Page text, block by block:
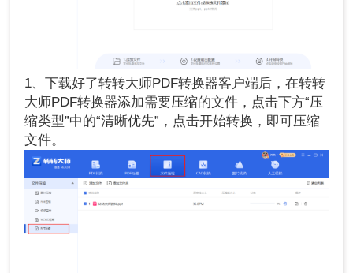
1、下载好了转转大师PDF转换器客户端后，在转转
大师PDF转换器添加需要压缩的文件，点击下方“压
缩类型”中的“清晰优先”，点击开始转换，即可压缩
文件。